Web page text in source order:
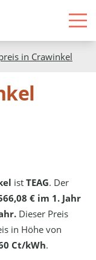
in Crawinkel
istTEAG. Der
€ im 1. Jahr
Dieser Preis
in Höhe von
Ct/kWh.